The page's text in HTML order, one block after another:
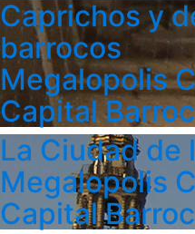
Caprichos y
barrocos
Megalopolis
Capital
La Ciudad de
Megalopolis
Capital